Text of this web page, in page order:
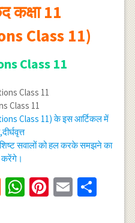
कक्षा 11
Class 11)
Class 11
Class 11
Class 11) के इस आर्टिकल में
सवालों को हल करके समझने का
करेंगे।
RedditWhatsApp
Pinterest
Email